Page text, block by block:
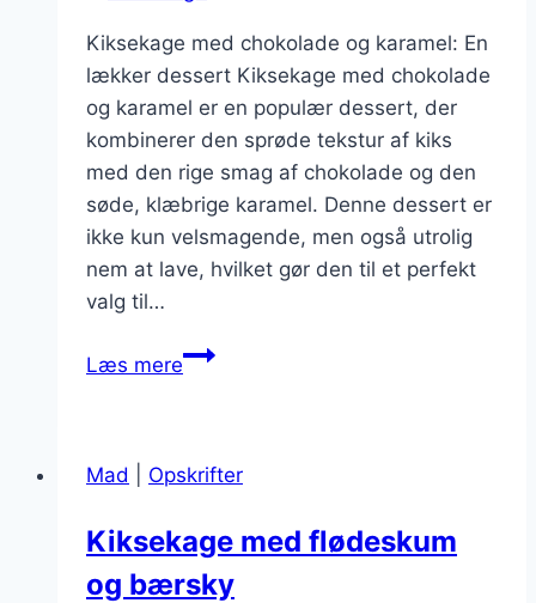
Kiksekage med chokolade og karamel: En
lækker dessert Kiksekage med chokolade
og karamel er en populær dessert, der
kombinerer den sprøde tekstur af kiks
med den rige smag af chokolade og den
søde, klæbrige karamel. Denne dessert er
ikke kun velsmagende, men også utrolig
nem at lave, hvilket gør den til et perfekt
valg til…
Læs mereKiksekage
karamel
Mad Opskrifter
Kiksekage med flødeskum
og bærsky